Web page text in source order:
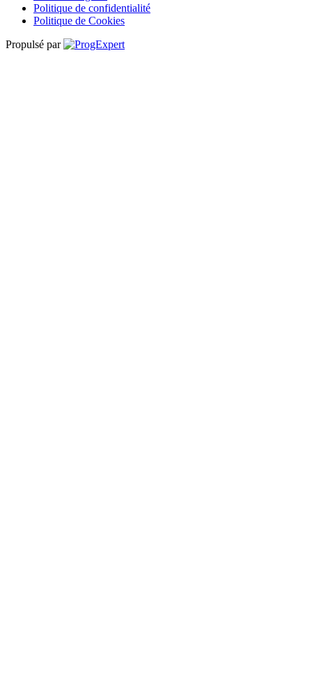
Politique de confidentialité
Politique de Cookies
Propulsé par